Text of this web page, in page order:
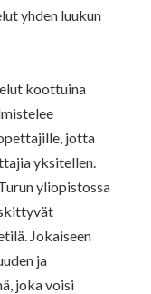
yhden luukun
koottuina
jotta
yksitellen.
yliopistossa
Jokaiseen
ja
joka voisi